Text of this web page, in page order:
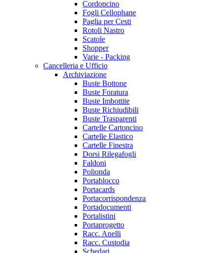
Cordoncino
Fogli Cellophane
Paglia per Cesti
Rotoli Nastro
Scatole
Shopper
Varie - Packing
Cancelleria e Ufficio
Archiviazione
Buste Bottone
Buste Foratura
Buste Imbottite
Buste Richiudibili
Buste Trasparenti
Cartelle Cartoncino
Cartelle Elastico
Cartelle Finestra
Dorsi Rilegafogli
Faldoni
Polionda
Portablocco
Portacards
Portacorrispondenza
Portadocumenti
Portalistini
Portaprogetto
Racc. Anelli
Racc. Custodia
Schedari